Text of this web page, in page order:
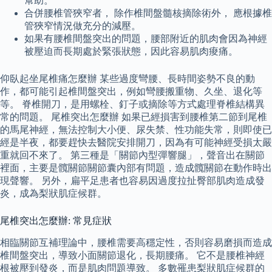
合併腰椎管狹窄者， 除作椎間盤髓核摘除術外， 應根據椎
管狹窄情況做充分的減壓。
如果有腰椎間盤突出的問題，腰部附近的肌肉會因為神經
被壓迫而長期處於緊張狀態，因此容易肌肉痠痛。
仰臥起坐尾椎痛怎麼辦 某些過度彎腰、長時間姿勢不良的動
作，都可能引起椎間盤突出，例如彎腰搬重物、久坐、退化等
等。 脊椎開刀，是用螺栓、釘子或摘除等方式處理脊椎結構異
常的問題。 尾椎突出怎麼辦 如果已經損害到腰椎第二節到尾椎
的馬尾神經，無法控制大小便、尿失禁、性功能失常，則即使已
經是半夜，都要趕快去醫院安排開刀，因為有可能神經受損太嚴
重就回不來了。 第三種是「關節內型彈響腿」，聲音出在關節
裡面，主要是髖關節關節囊內部有問題，造成髖關節在動作時出
現聲響。 另外，扁平足患者也容易因過度拉扯臀部肌肉造成發
炎，成為梨狀肌症候群。
尾椎突出怎麼辦: 常見症狀
相臨關節互補理論中，腰椎需要高穩定性，否則容易磨損而造成
椎間盤突出，導致小面關節退化，長期腰痛。 它不是腰椎神經
根被壓到發炎，而是肌肉問題導致。 多數罹患梨狀肌症候群的